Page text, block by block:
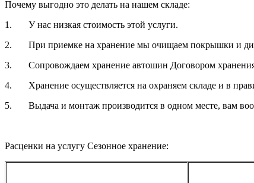
Почему выгодно это делать на нашем складе:
1. У нас низкая стоимость этой услуги.
2. При приемке на хранение мы очищаем покрышки и
3. Сопровождаем хранение автошин Договором
4. Хранение осуществляется на охраняем складе и в
5. Выдача и монтаж производится в одном месте, вам
Расценки на услугу Сезонное хранение: